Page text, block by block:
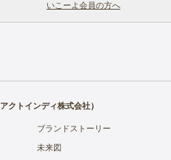
いこーよ会員の方へ
アクトインディ株式会社）
ブランドストーリー
未来図